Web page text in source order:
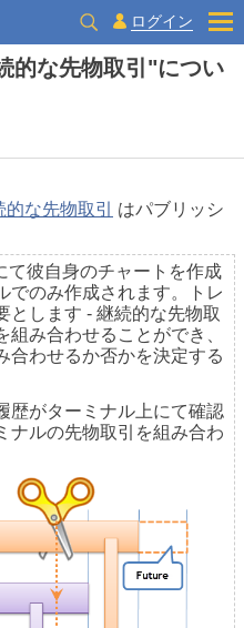
ログイン
的な先物取引"につい
な先物取引
はパブリッシ
て彼自身のチャートを作成
でのみ作成されます。トレ
とします - 継続的な先物取
み合わせることができ、
合わせるか否かを決定する
歴がターミナル上にて確認
ナルの先物取引を組み合わ